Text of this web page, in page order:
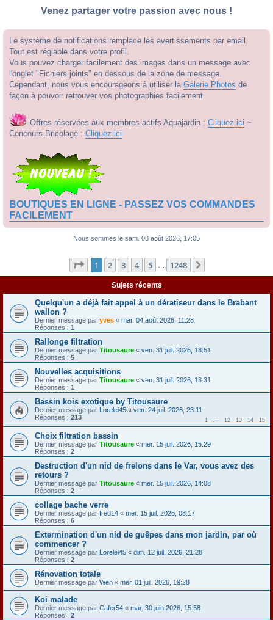
Venez partager votre passion avec nous !
Le système de notifications remplace les avertissements par email.
Tout est réglable dans votre profil.
Vous pouvez charger facilement des images dans un message avec
l'onglet "Fichiers joints" en dessous de la zone de message.
Cependant, nous vous encourageons à utiliser la Galerie Photos de
façon à pouvoir retrouver vos photographies facilement.
Offres réservées aux membres actifs Aquajardin : Cliquez ici ~
Concours Bricolage : Cliquez ici
BOUTIQUES EN LIGNE - PASSEZ VOS COMMANDES
FACILEMENT
Nous sommes le sam. 08 août 2026, 17:05
Page 1sur1248
1 2 3 4 5 1248
Sujets récents
Quelqu'un a déjà fait appel à un dératiseur dans le Brabant
wallon ?
Dernier message par yves « mar. 04 août 2026, 11:28
Réponses : 1
Rallonge filtration
Dernier message par Titousaure « ven. 31 juil. 2026, 18:51
Réponses : 5
Nouvelles acquisitions
Dernier message par Titousaure « ven. 31 juil. 2026, 18:31
Réponses : 1
Bassin kois exotique by Titousaure
Dernier message par Lorelei45 « ven. 24 juil. 2026, 23:11
Réponses : 213 1 … 12 13 14 15
Choix filtration bassin
Dernier message par Titousaure « mer. 15 juil. 2026, 15:29
Réponses : 2
Destruction d'un nid de frelons dans le Var, vous avez des
retours ?
Dernier message par Titousaure « mer. 15 juil. 2026, 14:08
Réponses : 2
collage bache verre
Dernier message par fred14 « mer. 15 juil. 2026, 08:17
Réponses : 6
Extermination d'un nid de guêpes dans mon jardin, par où
commencer ?
Dernier message par Lorelei45 « dim. 12 juil. 2026, 21:28
Réponses : 2
Rénovation totale
Dernier message par Wen « mer. 01 juil. 2026, 19:28
Koi malade
Dernier message par Cafer54 « mar. 30 juin 2026, 15:58
Réponses : 2